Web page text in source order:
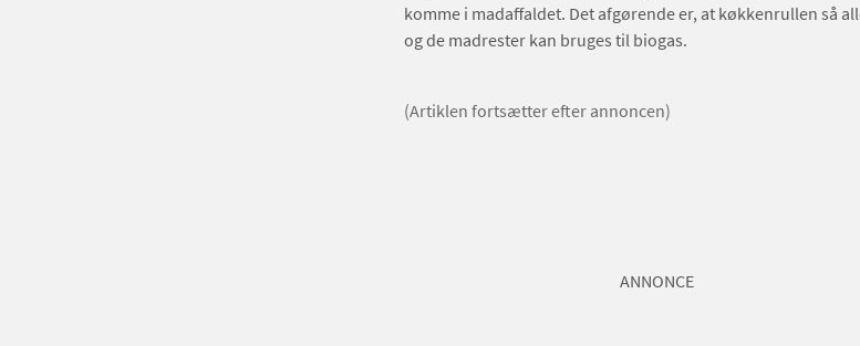
komme i madaffaldet. Det afgørende er, at køkkenrullen så
og de madrester kan bruges til biogas.
(Artiklen fortsætter efter annoncen)
ANNONCE